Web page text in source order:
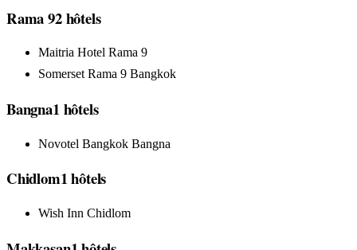
Rama 92hôtels
Maitria Hotel Rama 9
Somerset Rama 9 Bangkok
Bangna1hôtels
Novotel Bangkok Bangna
Chidlom1hôtels
Wish Inn Chidlom